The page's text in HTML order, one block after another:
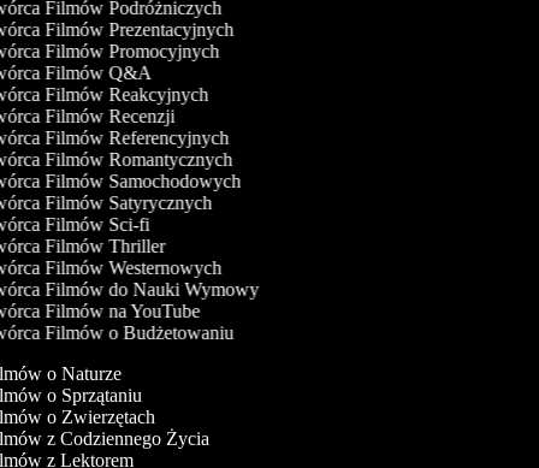
Filmów Podróżniczych
Filmów Prezentacyjnych
Filmów Promocyjnych
Filmów Q&A
Filmów Reakcyjnych
Filmów Recenzji
Filmów Referencyjnych
Filmów Romantycznych
Filmów Samochodowych
Filmów Satyrycznych
Filmów Sci-fi
Filmów Thriller
Filmów Westernowych
Filmów do Nauki Wymowy
Filmów na YouTube
Filmów o Budżetowaniu
o Naturze
o Sprzątaniu
o Zwierzętach
z Codziennego Życia
z Lektorem